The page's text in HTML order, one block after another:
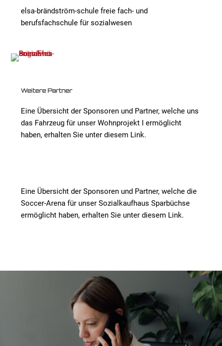
elsa-brändström-schule freie fach- und
berufsfachschule für sozialwesen
Weitere Partner
Eine Übersicht der Sponsoren und Partner, welche uns
das Fahrzeug für unser Wohnprojekt I ermöglicht
haben, erhalten Sie unter diesem Link.
Eine Übersicht der Sponsoren und Partner, welche die
Soccer-Arena für unser Sozialkaufhaus Sparbüchse
ermöglicht haben, erhalten Sie unter diesem Link.